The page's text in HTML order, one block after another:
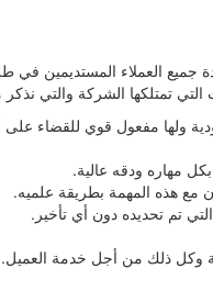
جميع العملاء المستديمين في
تمتلكها الشركة والتي نذكر
ولها مفعول قوي للقضاء على
مهاره ودقه عالية.
مع هذه المهمة بطريقة علميه.
تم تحديده دون أي تأخير.
وكل ذلك من أجل خدمة العميل.